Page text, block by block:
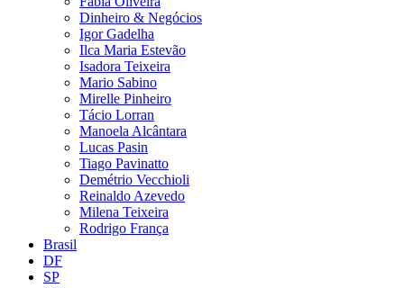
Dinheiro & Negócios
Igor Gadelha
Ilca Maria Estevão
Isadora Teixeira
Mario Sabino
Mirelle Pinheiro
Tácio Lorran
Manoela Alcântara
Lucas Pasin
Tiago Pavinatto
Demétrio Vecchioli
Reinaldo Azevedo
Milena Teixeira
Rodrigo França
Brasil
DF
SP